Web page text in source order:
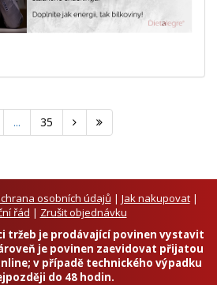
... 35
osobních údajů | Jak nakupovat|
řád | Zrušit objednávku
tržeb je prodávající povinen vystavit
je povinen zaevidovat přijatou
v případě technického výpadku
do 48 hodin.